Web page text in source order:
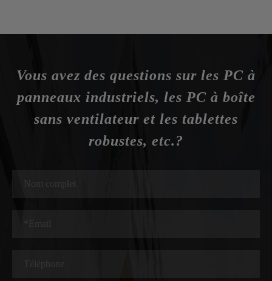
Vous avez des questions sur les PC à
panneaux industriels, les PC à boîte
sans ventilateur et les tablettes
robustes, etc.?